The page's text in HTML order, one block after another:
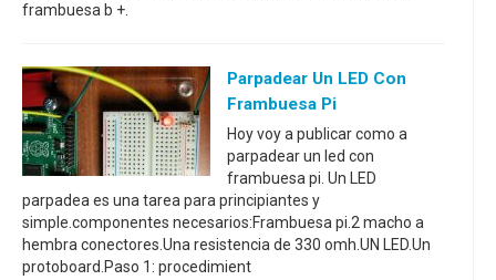
frambuesa b +.
Parpadear Un LED Con
Frambuesa Pi
Hoy voy a publicar como a
parpadear un led con
frambuesa pi. Un LED
parpadea es una tarea para principiantes y
simple.componentes necesarios:Frambuesa pi.2 macho a
hembra conectores.Una resistencia de 330 omh.UN LED.Un
protoboard.Paso 1: procedimient